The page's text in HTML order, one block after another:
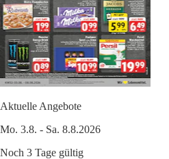
Aktuelle Angebote
Mo. 3.8. - Sa. 8.8.2026
Noch 3 Tage gültig